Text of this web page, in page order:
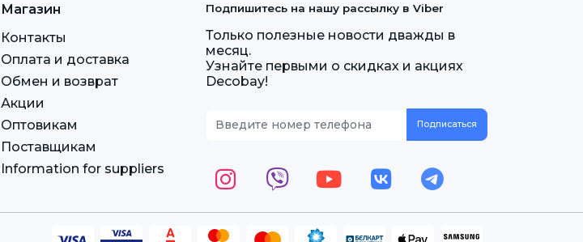
Магазин
Контакты
Оплата и доставка
Обмен и возврат
Акции
Оптовикам
Поставщикам
Information for suppliers
Подпишитесь на нашу рассылку в Viber
Только полезные новости дважды в
месяц.
Узнайте первыми о скидках и акциях
Decobay!